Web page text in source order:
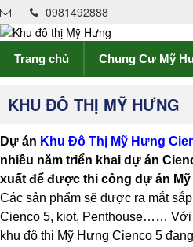
0981492888
Trang chủ Chung Cư Mỹ
KHU ĐÔ THỊ MỸ HƯNG
Dự án Khu Đô Thị Mỹ Hưng
nhiều năm triển khai dự án
xuất để được thi công dự án
Các sản phẩm sẽ được ra mắt
Cienco 5, kiot, Penthouse…… Với
khu đô thị Mỹ Hưng Cienco 5